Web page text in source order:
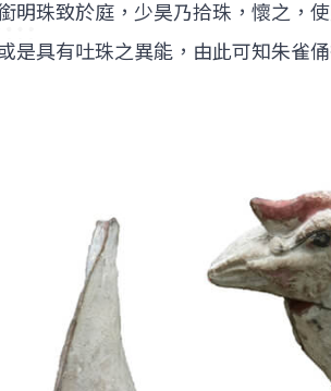
明珠致於庭，少昊乃拾珠，懷之
具有吐珠之異能，由此可知朱雀